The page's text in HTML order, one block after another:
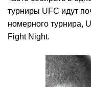
турниры UFC идут
номерного турнира,
Fight Night.